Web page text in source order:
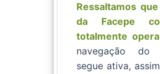
Ressaltamos
da Facepe
totalmente
navegação do
segue ativa,